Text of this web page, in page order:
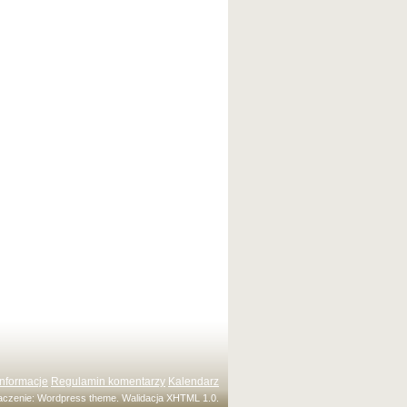
Regulamin komentarzy Kalendarz
Wordpress theme. WalidacjaXHTML 1.0.